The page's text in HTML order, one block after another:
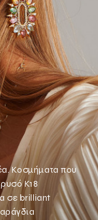
Κοσμήματα που
Κ18
σε brilliant